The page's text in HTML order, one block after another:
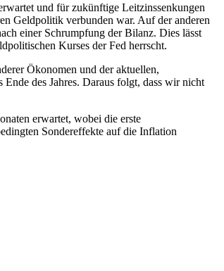
und für zukünftige Leitzinssenkungen
Geldpolitik verbunden war. Auf der anderen
einer Schrumpfung der Bilanz. Dies lässt
Kurses der Fed herrscht.
Ökonomen und der aktuellen,
des Jahres. Daraus folgt, dass wir nicht
erwartet, wobei die erste
Sondereffekte auf die Inflation